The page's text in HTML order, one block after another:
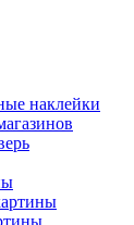
наклейки